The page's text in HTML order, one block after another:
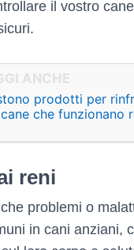
il vostro
prodotti per
che funzionano
reni
problemi o
in cani anziani,